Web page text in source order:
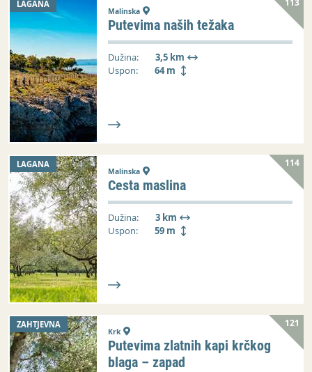
LAGANA 113
Malinska
Putevima naših težaka
Dužina:
3,5 km
Uspon:
64 m
LAGANA 114
Malinska
Cesta maslina
Dužina:
3 km
Uspon:
59 m
ZAHTJEVNA 121
Krk
Putevima zlatnih kapi krčkog
blaga – zapad